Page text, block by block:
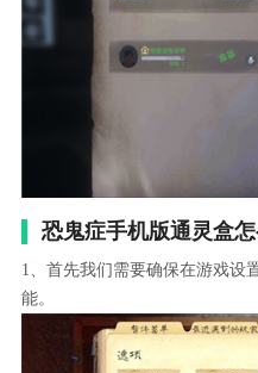
恐鬼症手机版通灵盒怎
1、首先我们需要确保在游戏设
能。